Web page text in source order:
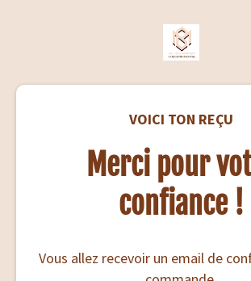
VOICI TON REÇU
Merci pour
confiance !
Vous allez recevoir un email de